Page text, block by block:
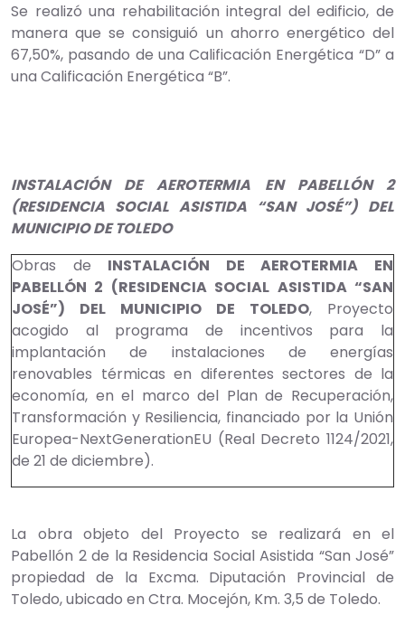
Se realizó una rehabilitación integral del edificio, de
manera que se consiguió un ahorro energético del
67,50%, pasando de una Calificación Energética “D” a
una Calificación Energética “B”.
INSTALACIÓN DE AEROTERMIA EN PABELLÓN 2
(RESIDENCIA SOCIAL ASISTIDA “SAN JOSÉ”) DEL
MUNICIPIO DE TOLEDO
Obras de INSTALACIÓN DE AEROTERMIA EN
PABELLÓN 2 (RESIDENCIA SOCIAL ASISTIDA “SAN
JOSÉ”) DEL MUNICIPIO DE TOLEDO, Proyecto
acogido al programa de incentivos para la
implantación de instalaciones de energías
renovables térmicas en diferentes sectores de la
economía, en el marco del Plan de Recuperación,
Transformación y Resiliencia, financiado por la Unión
Europea-NextGenerationEU (Real Decreto 1124/2021,
de 21 de diciembre).
La obra objeto del Proyecto se realizará en el
Pabellón 2 de la Residencia Social Asistida “San José”
propiedad de la Excma. Diputación Provincial de
Toledo, ubicado en Ctra. Mocejón, Km. 3,5 de Toledo.